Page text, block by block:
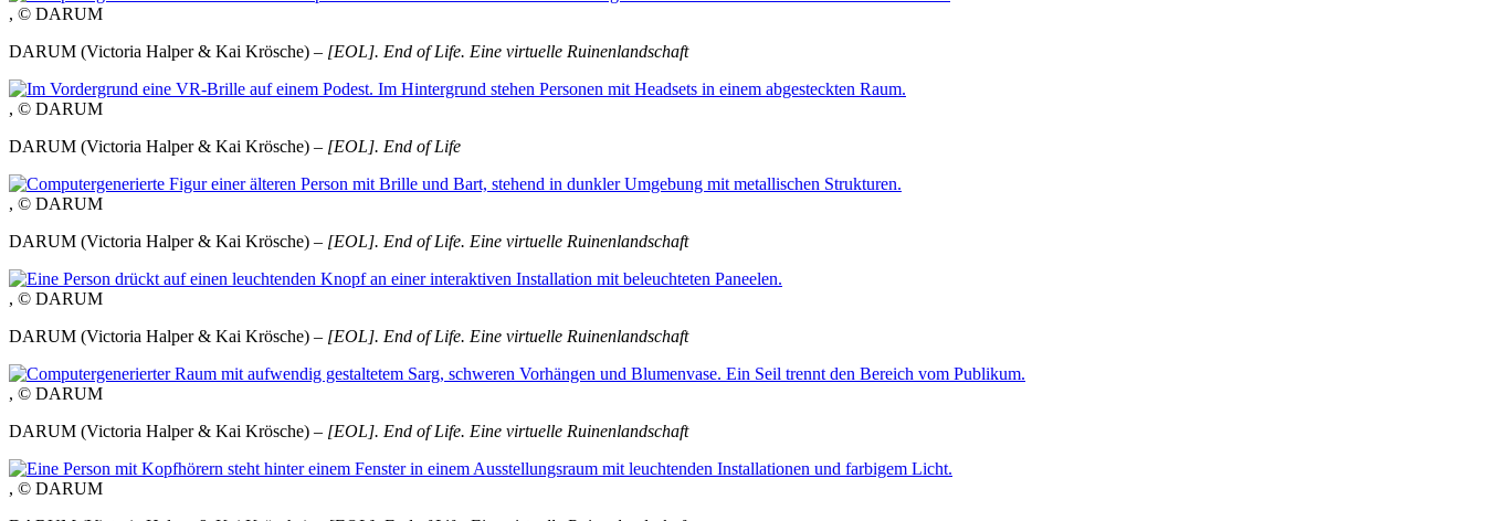
, © DARUM
DARUM (Victoria Halper & Kai Krösche) – [EOL]. End of Life. Eine virtuelle Ruinenlandschaft
, © DARUM
DARUM (Victoria Halper & Kai Krösche) – [EOL]. End of Life
, © DARUM
DARUM (Victoria Halper & Kai Krösche) – [EOL]. End of Life. Eine virtuelle Ruinenlandschaft
, © DARUM
DARUM (Victoria Halper & Kai Krösche) – [EOL]. End of Life. Eine virtuelle Ruinenlandschaft
, © DARUM
DARUM (Victoria Halper & Kai Krösche) – [EOL]. End of Life. Eine virtuelle Ruinenlandschaft
, © DARUM